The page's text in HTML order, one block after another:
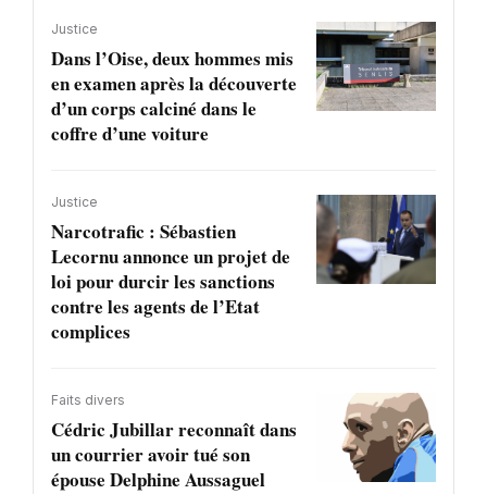
Justice
Dans l’Oise, deux hommes mis
en examen après la découverte
d’un corps calciné dans le
coffre d’une voiture
Justice
Narcotrafic : Sébastien
Lecornu annonce un projet de
loi pour durcir les sanctions
contre les agents de l’Etat
complices
Faits divers
Cédric Jubillar reconnaît dans
un courrier avoir tué son
épouse Delphine Aussaguel